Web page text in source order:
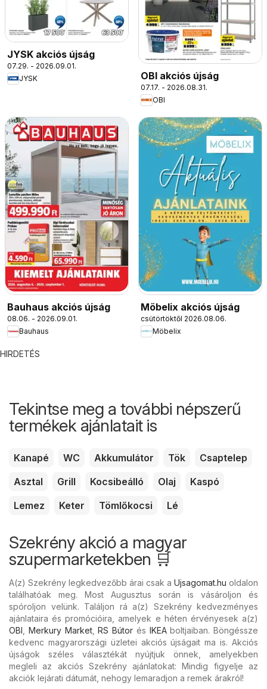
JYSK akciós újság
07.29. - 2026.09.01.
JYSK
OBI akciós újság
07.17. - 2026.08.31.
OBI
Bauhaus akciós újság
08.06. - 2026.09.01.
Bauhaus
Möbelix akciós újság
csütörtöktől 2026.08.06.
Möbelix
HIRDETÉS
Tekintse meg a további népszerű
termékek ajánlatait is
Kanapé WC Akkumulátor Tök
Csaptelep
Asztal
Grill Kocsibeálló Olaj
Kaspó
Lemez
Keter Tömlőkocsi Lé
Szekrény akció a magyar
szupermarketekben 🛒
A(z) Szekrény legkedvezőbb árai csak a Ujsagomat.hu oldalon
találhatóak meg. Most Augusztus során is vásároljon és
spóroljon velünk. Találjon rá a(z) Szekrény kedvezményes
ajánlataira és promócióira, amelyek e héten érvényesek a(z)
OBI
Merkury Market,RS Bútor és IKEAboltjaiban. Böngéssze
kedvenc magyarországi üzletei akciós újságait ma is. Akciós
újságok széles választékát nyújtjuk önnek, amelyekben
megleli az akciós Szekrény ajánlatokat: Mindig figyelje az
akciók lejárati dátumát, nehogy lemaradjon a remek árakról!